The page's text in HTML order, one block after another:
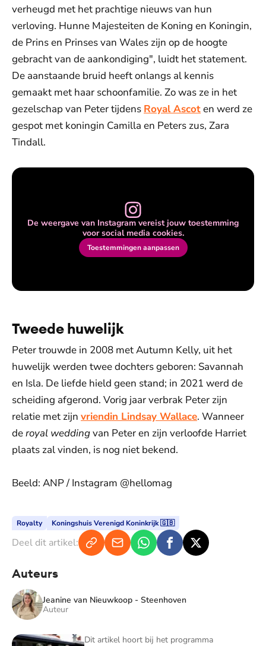
verheugd met het prachtige nieuws van hun
verloving. Hunne Majesteiten de Koning en Koningin,
de Prins en Prinses van Wales zijn op de hoogte
gebracht van de aankondiging", luidt het statement.
De aanstaande bruid heeft onlangs al kennis
gemaakt met haar schoonfamilie. Zo was ze in het
gezelschap van Peter tijdens Royal Ascoten werd ze
gespot met koningin Camilla en Peters zus, Zara
Tindall.
De weergave van Instagram vereist jouw toestemming
voor social media cookies.
Toestemmingen aanpassen
Tweede huwelijk
Peter trouwde in 2008 met Autumn Kelly, uit het
huwelijk werden twee dochters geboren: Savannah
en Isla. De liefde hield geen stand; in 2021 werd de
scheiding afgerond. Vorig jaar verbrak Peter zijn
relatie met zijn vriendin Lindsay Wallace. Wanneer
deroyal weddingvan Peter en zijn verloofde Harriet
plaats zal vinden, is nog niet bekend.
Beeld: ANP / Instagram @hellomag
Royalty Koningshuis Verenigd Koninkrijk 🇬🇧
Deel dit artikel:
Auteurs
Jeanine van Nieuwkoop - Steenhoven
Auteur
Dit artikel hoort bij het programma
Blauw Bloed - TV